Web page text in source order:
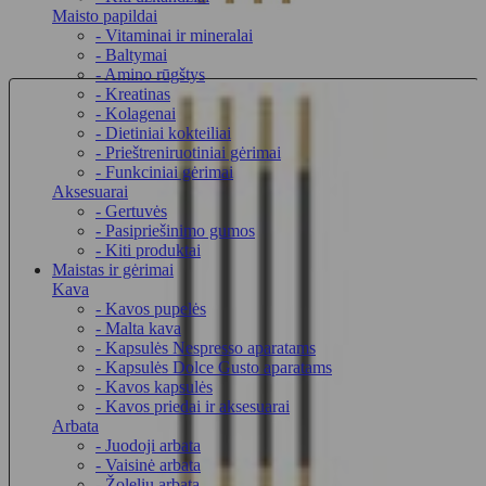
Maisto papildai
- Vitaminai ir mineralai
- Baltymai
- Amino rūgštys
- Kreatinas
- Kolagenai
- Dietiniai kokteiliai
- Prieštreniruotiniai gėrimai
- Funkciniai gėrimai
Aksesuarai
- Gertuvės
- Pasipriešinimo gumos
- Kiti produktai
Maistas ir gėrimai
Kava
- Kavos pupelės
- Malta kava
- Kapsulės Nespresso aparatams
- Kapsulės Dolce Gusto aparatams
- Kavos kapsulės
- Kavos priedai ir aksesuarai
Arbata
- Juodoji arbata
- Vaisinė arbata